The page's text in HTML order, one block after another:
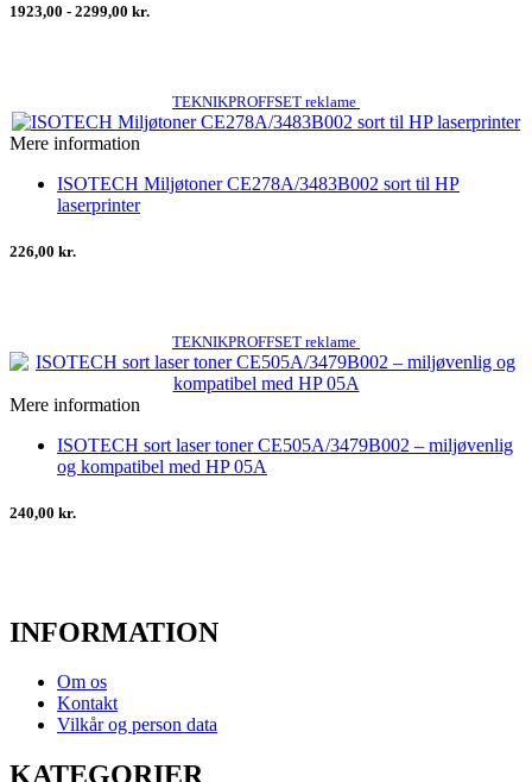
1923,00 - 2299,00 kr.
TEKNIKPROFFSET reklame
Mere information
ISOTECH Miljøtoner CE278A/3483B002 sort til HP
laserprinter
226,00 kr.
TEKNIKPROFFSET reklame
Mere information
ISOTECH sort laser toner CE505A/3479B002 – miljøvenlig
og kompatibel med HP 05A
240,00 kr.
INFORMATION
Om os
Kontakt
Vilkår og person data
KATEGORIER